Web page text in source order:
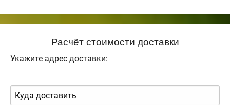
Расчёт стоимости доставки
Укажите адрес доставки: